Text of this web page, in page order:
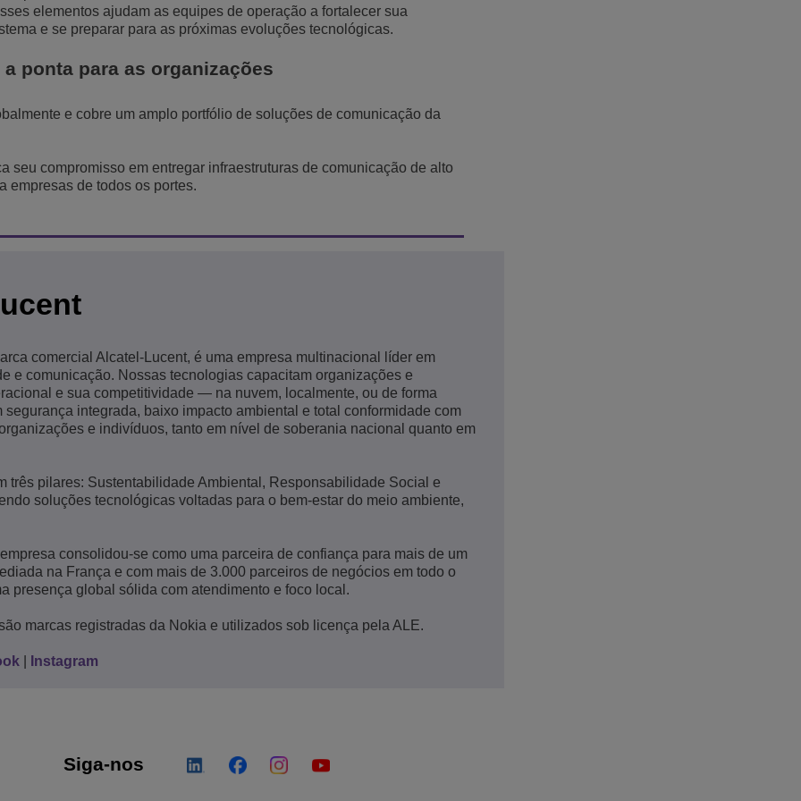
elementos ajudam as equipes de operação a fortalecer sua
e se preparar para as próximas evoluções tecnológicas.
ponta para as organizações
e cobre um amplo portfólio de soluções de comunicação da
seu compromisso em entregar infraestruturas de comunicação de alto
empresas de todos os portes.
comercial Alcatel-Lucent, é uma empresa multinacional líder em
e comunicação. Nossas tecnologias capacitam organizações e
e sua competitividade — na nuvem, localmente, ou de forma
integrada, baixo impacto ambiental e total conformidade com
e indivíduos, tanto em nível de soberania nacional quanto em
três pilares: Sustentabilidade Ambiental, Responsabilidade Social e
soluções tecnológicas voltadas para o bem-estar do meio ambiente,
consolidou-se como uma parceira de confiança para mais de um
na França e com mais de 3.000 parceiros de negócios em todo o
presença global sólida com atendimento e foco local.
marcas registradas da Nokia e utilizados sob licença pela ALE.
Instagram
Siga-nos